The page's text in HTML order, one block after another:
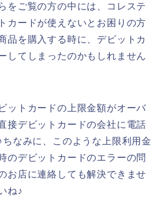
をご覧の方の中には、コレステ
カードが使えないとお困りの方
品を購入する時に、デビットカ
してしまったのかもしれません
ットカードの上限金額がオーバ
接デビットカードの会社に電話
なみに、このような上限利用金
のデビットカードのエラーの問
お店に連絡しても解決できませ
ね♪